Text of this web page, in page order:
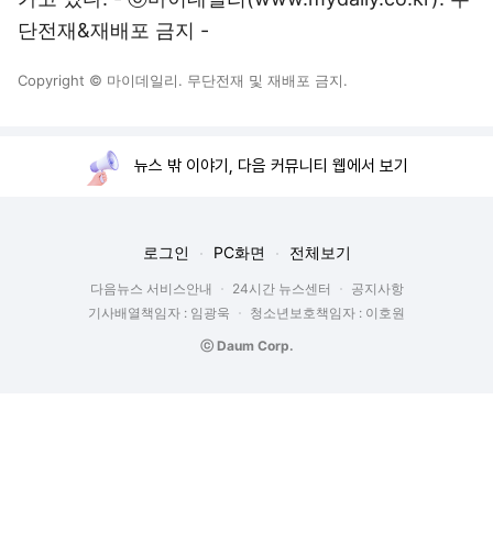
단전재&재배포 금지 -
Copyright © 마이데일리. 무단전재 및 재배포 금지.
뉴스 밖 이야기, 다음 커뮤니티 웹에서 보기
로그인 PC화면 전체보기
다음뉴스 서비스안내 24시간 뉴스센터
공지사항
기사배열책임자 : 임광욱
청소년보호책임자 : 이호원
ⓒ Daum Corp.